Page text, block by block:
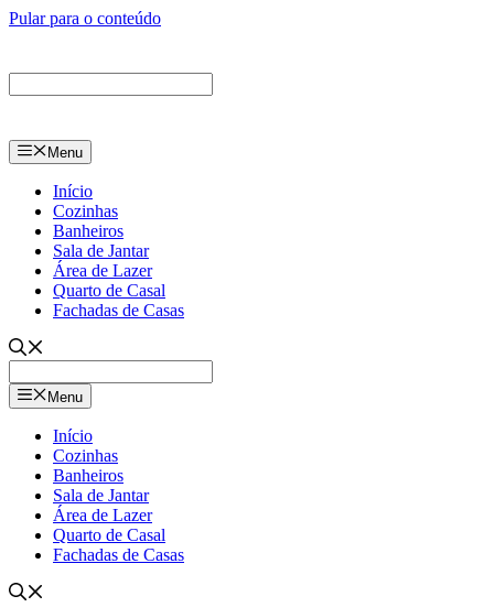
Pular para o conteúdo
Menu
Início
Cozinhas
Banheiros
Sala de Jantar
Área de Lazer
Quarto de Casal
Fachadas de Casas
Menu
Início
Cozinhas
Banheiros
Sala de Jantar
Área de Lazer
Quarto de Casal
Fachadas de Casas